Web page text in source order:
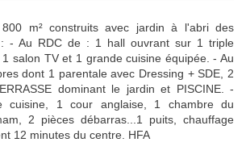
800 m² construits avec jardin à l'abri des
: - Au RDC de : 1 hall ouvrant sur 1 triple
salon TV et 1 grande cuisine équipée. - Au
dont 1 parentale avec Dressing + SDE, 2
dominant le jardin et PISCINE. -
cuisine, 1 cour anglaise, 1 chambre du
2 pièces débarras...1 puits, chauffage
12 minutes du centre. HFA